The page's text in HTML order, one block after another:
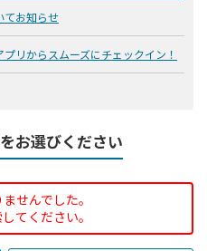
お知らせ
リからスムーズにチェックイン！
お選びください
せんでした。
てください。